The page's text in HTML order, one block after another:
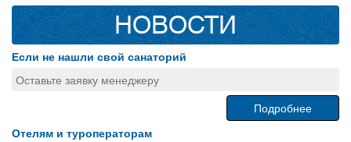
НОВОСТИ
Если не нашли свой санаторий
Оставьте заявку менеджеру
Подробнее
Отелям и туроператорам